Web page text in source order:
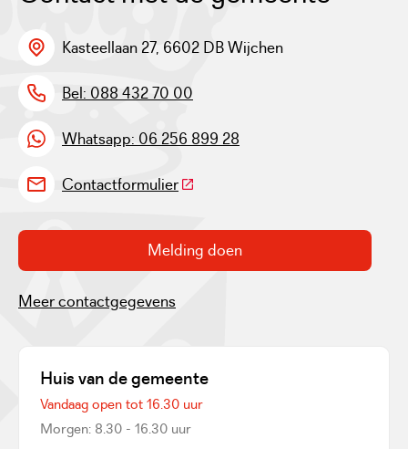
Kasteellaan 27, 6602 DB Wijchen
Bel: 088 432 70 00
Whatsapp: 06 256 899 28
Contactformulier(Deze link gaat naar een externe
Melding doen
Meer contactgegevens
Huis van de gemeente
Vandaag open tot 16.30 uur
Morgen: 8.30 - 16.30 uur